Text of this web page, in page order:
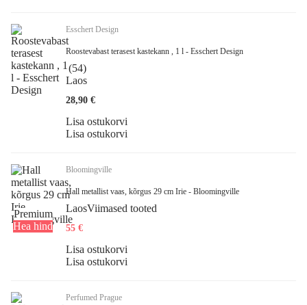
Esschert Design
Roostevabast terasest kastekann , 1 l - Esschert Design
(54)
Laos
28,90 €
Lisa ostukorvi
Lisa ostukorvi
Premium
Hea hind
Bloomingville
Hall metallist vaas, kõrgus 29 cm Irie - Bloomingville
LaosViimased tooted
55 €
Lisa ostukorvi
Lisa ostukorvi
Perfumed Prague